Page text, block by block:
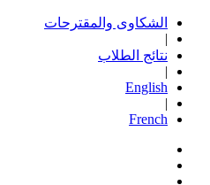
الشكاوى والمقترحات
|
نتائج الطلاب
|
English
|
French